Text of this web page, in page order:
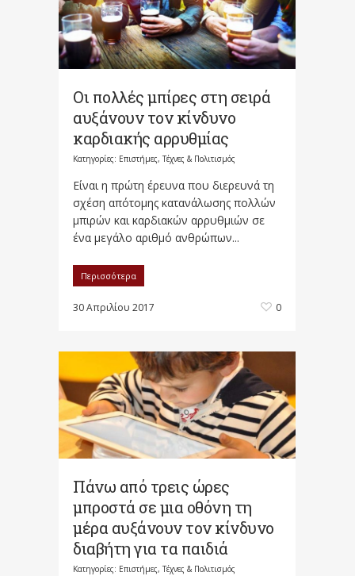
Οι πολλές μπίρες στη σειρά
αυξάνουν τον κίνδυνο
καρδιακής αρρυθμίας
Κατηγορίες: Επιστήμες, Τέχνες & Πολιτισμός
Είναι η πρώτη έρευνα που διερευνά τη
σχέση απότομης κατανάλωσης πολλών
μπιρών και καρδιακών αρρυθμιών σε
ένα μεγάλο αριθμό ανθρώπων...
Περισσότερα
30 Απριλίου 2017 0
Πάνω από τρεις ώρες
μπροστά σε μια οθόνη τη
μέρα αυξάνουν τον κίνδυνο
διαβήτη για τα παιδιά
Κατηγορίες: Επιστήμες, Τέχνες & Πολιτισμός